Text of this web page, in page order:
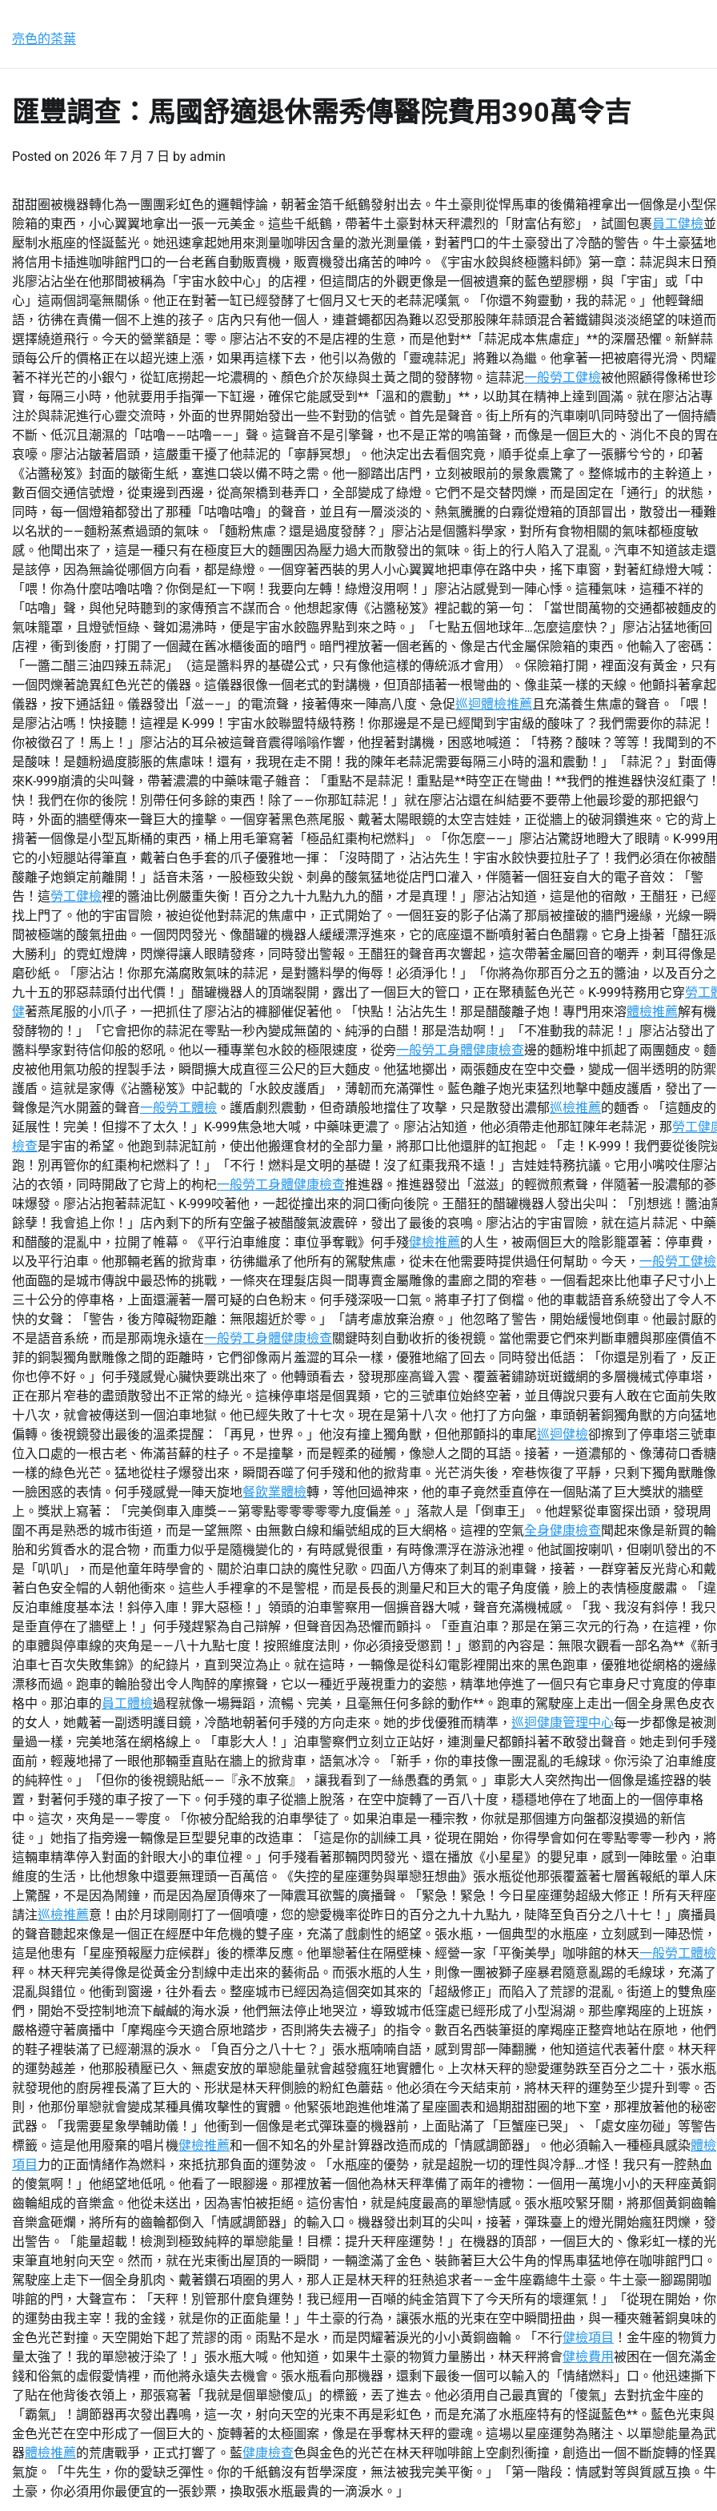
content
亮色的茶葉
匯豐調查：馬國舒適退休需秀傳醫院費用390萬令吉
Posted on 2026 年 7 月 7 日 by admin
甜甜圈被機器轉化為一團團彩虹色的邏輯悖論，朝著金箔千紙鶴發射出去。牛土豪則從悍馬車的後備箱裡拿出一個像是小型保
險箱的東西，小心翼翼地拿出一張一元美金。這些千紙鶴，帶著牛土豪對林天秤濃烈的「財富佔有慾」，試圖包裹員工健檢並
壓制水瓶座的怪誕藍光。她迅速拿起她用來測量咖啡因含量的激光測量儀，對著門口的牛土豪發出了冷酷的警告。牛土豪猛地
將信用卡插進咖啡館門口的一台老舊自動販賣機，販賣機發出痛苦的呻吟。《宇宙水餃與終極醬料師》第一章：蒜泥與末日預
兆廖沾沾坐在他那間被稱為「宇宙水餃中心」的店裡，但這間店的外觀更像是一個被遺棄的藍色塑膠棚，與「宇宙」或「中
心」這兩個詞毫無關係。他正在對著一缸已經發酵了七個月又七天的老蒜泥嘆氣。「你還不夠靈動，我的蒜泥。」他輕聲細
語，彷彿在責備一個不上進的孩子。店內只有他一個人，連蒼蠅都因為難以忍受那股陳年蒜頭混合著鐵鏽與淡淡絕望的味道而
選擇繞道飛行。今天的營業額是：零。廖沾沾不安的不是店裡的生意，而是他對**「蒜泥成本焦慮症」**的深層恐懼。新鮮蒜
頭每公斤的價格正在以超光速上漲，如果再這樣下去，他引以為傲的「靈魂蒜泥」將難以為繼。他拿著一把被磨得光滑、閃耀
著不祥光芒的小銀勺，從缸底撈起一坨濃稠的、顏色介於灰綠與土黃之間的發酵物。這蒜泥一般勞工健檢被他照顧得像稀世珍
寶，每隔三小時，他就要用手指彈一下缸邊，確保它能感受到**「溫和的震動」**，以助其在精神上達到圓滿。就在廖沾沾專
注於與蒜泥進行心靈交流時，外面的世界開始發出一些不對勁的信號。首先是聲音。街上所有的汽車喇叭同時發出了一個持續
不斷、低沉且潮濕的「咕嚕——咕嚕——」聲。這聲音不是引擎聲，也不是正常的鳴笛聲，而像是一個巨大的、消化不良的胃
哀嚎。廖沾沾皺著眉頭，這嚴重干擾了他蒜泥的「寧靜冥想」。他決定出去看個究竟，順手從桌上拿了一張髒兮兮的，印著
《沾醬秘笈》封面的皺衛生紙，塞進口袋以備不時之需。他一腳踏出店門，立刻被眼前的景象震驚了。整條城市的主幹道上，
數百個交通信號燈，從東邊到西邊，從高架橋到巷弄口，全部變成了綠燈。它們不是交替閃爍，而是固定在「通行」的狀態，
同時，每一個燈箱都發出了那種「咕嚕咕嚕」的聲音，並且有一層淡淡的、熱氣騰騰的白霧從燈箱的頂部冒出，散發出一種難
以名狀的——麵粉蒸煮過頭的氣味。「麵粉焦慮？還是過度發酵？」廖沾沾是個醬料學家，對所有食物相關的氣味都極度敏
感。他聞出來了，這是一種只有在極度巨大的麵團因為壓力過大而散發出的氣味。街上的行人陷入了混亂。汽車不知道該走還
是該停，因為無論從哪個方向看，都是綠燈。一個穿著西裝的男人小心翼翼地把車停在路中央，搖下車窗，對著紅綠燈大喊：
「喂！你為什麼咕嚕咕嚕？你倒是紅一下啊！我要向左轉！綠燈沒用啊！」廖沾沾感覺到一陣心悸。這種氣味，這種不祥的
「咕嚕」聲，與他兒時聽到的家傳預言不謀而合。他想起家傳《沾醬秘笈》裡記載的第一句：「當世間萬物的交通都被麵皮的
氣味籠罩，且燈號恒綠、聲如湯沸時，便是宇宙水餃臨界點到來之時。」「七點五個地球年…怎麼這麼快？」廖沾沾猛地衝回
店裡，衝到後廚，打開了一個藏在舊冰櫃後面的暗門。暗門裡放著一個老舊的、像是古代金屬保險箱的東西。他輸入了密碼：
「一醬二醋三油四辣五蒜泥」（這是醬料界的基礎公式，只有像他這樣的傳統派才會用）。保險箱打開，裡面沒有黃金，只有
一個閃爍著詭異紅色光芒的儀器。這儀器很像一個老式的對講機，但頂部插著一根彎曲的、像韭菜一樣的天線。他顫抖著拿起
儀器，按下通話鈕。儀器發出「滋——」的電流聲，接著傳來一陣高八度、急促巡迴體檢推薦 且充滿養生焦慮的聲音。「喂！
是廖沾沾嗎！快接聽！這裡是 K-999！宇宙水餃聯盟特級特務！你那邊是不是已經聞到宇宙級的酸味了？我們需要你的蒜泥！
你被徵召了！馬上！」廖沾沾的耳朵被這聲音震得嗡嗡作響，他捏著對講機，困惑地喊道：「特務？酸味？等等！我聞到的不
是酸味！是麵粉過度膨脹的焦慮味！還有，我現在走不開！我的陳年老蒜泥需要每隔三小時的溫和震動！」「蒜泥？」對面傳
來K-999崩潰的尖叫聲，帶著濃濃的中藥味電子雜音：「重點不是蒜泥！重點是**時空正在彎曲！**我們的推進器快沒紅棗了！
快！我們在你的後院！別帶任何多餘的東西！除了——你那缸蒜泥！」就在廖沾沾還在糾結要不要帶上他最珍愛的那把銀勺
時，外面的牆壁傳來一聲巨大的撞擊。一個穿著黑色燕尾服、戴著太陽眼鏡的太空吉娃娃，正從牆上的破洞鑽進來。它的背上
揹著一個像是小型瓦斯桶的東西，桶上用毛筆寫著「極品紅棗枸杞燃料」。「你怎麼——」廖沾沾驚訝地瞪大了眼睛。K-999用
它的小短腿站得筆直，戴著白色手套的爪子優雅地一揮：「沒時間了，沾沾先生！宇宙水餃快要拉肚子了！我們必須在你被醋
酸離子炮鎖定前離開！」話音未落，一股極致尖銳、刺鼻的酸氣猛地從店門口灌入，伴隨著一個狂妄自大的電子音效：「警
告！這勞工健檢裡的醬油比例嚴重失衡！百分之九十九點九九的醋，才是真理！」廖沾沾知道，這是他的宿敵，王醋狂，已經
找上門了。他的宇宙冒險，被迫從他對蒜泥的焦慮中，正式開始了。一個狂妄的影子佔滿了那扇被撞破的牆門邊緣，光線一瞬
間被極端的酸氣扭曲。一個閃閃發光、像醋罐的機器人緩緩漂浮進來，它的底座還不斷噴射著白色醋霧。它身上掛著「醋狂派
大勝利」的霓虹燈牌，閃爍得讓人眼睛發疼，同時發出警報。王醋狂的聲音再次響起，這次帶著金屬回音的嘲弄，刺耳得像是
磨砂紙。「廖沾沾！你那充滿腐敗氣味的蒜泥，是對醬料學的侮辱！必須淨化！」「你將為你那百分之五的醬油，以及百分之
九十五的邪惡蒜頭付出代價！」醋罐機器人的頂端裂開，露出了一個巨大的管口，正在聚積藍色光芒。K-999特務用它穿勞工
健著燕尾服的小爪子，一把抓住了廖沾沾的褲腳催促著他。「快點！沾沾先生！那是醋酸離子炮！專門用來溶體檢推薦解有機
發酵物的！」「它會把你的蒜泥在零點一秒內變成無菌的、純淨的白醋！那是浩劫啊！」「不准動我的蒜泥！」廖沾沾發出了
醬料學家對待信仰般的怒吼。他以一種專業包水餃的極限速度，從旁一般勞工身體健康檢查邊的麵粉堆中抓起了兩團麵皮。麵
皮被他用氣功般的捏製手法，瞬間擴大成直徑三公尺的巨大麵皮。他猛地擲出，兩張麵皮在空中交疊，變成一個半透明的防禦
護盾。這就是家傳《沾醬秘笈》中記載的「水餃皮護盾」，薄韌而充滿彈性。藍色離子炮光束猛烈地擊中麵皮護盾，發出了一
聲像是汽水開蓋的聲音一般勞工體檢 。護盾劇烈震動，但奇蹟般地擋住了攻擊，只是散發出濃郁巡檢推薦的麵香。「這麵皮的
延展性！完美！但撐不了太久！」K-999焦急地大喊，中藥味更濃了。廖沾沾知道，他必須帶走他那缸陳年老蒜泥，那勞工健
檢查是宇宙的希望。他跑到蒜泥缸前，使出他搬運食材的全部力量，將那口比他還胖的缸抱起。「走！K-999！我們要從後院
跑！別再管你的紅棗枸杞燃料了！」「不行！燃料是文明的基礎！沒了紅棗我飛不遠！」吉娃娃特務抗議。它用小嘴咬住廖沾
沾的衣領，同時開啟了它背上的枸杞一般勞工身體健康檢查推進器。推進器發出「滋滋」的輕微煎煮聲，伴隨著一股濃郁的蔘
味爆發。廖沾沾抱著蒜泥缸、K-999咬著他，一起從撞出來的洞口衝向後院。王醋狂的醋罐機器人發出尖叫：「別想逃！醬油
餘孽！我會追上你！」店內剩下的所有空盤子被醋酸氣波震碎，發出了最後的哀鳴。廖沾沾的宇宙冒險，就在這片蒜泥、中藥
和醋酸的混亂中，拉開了帷幕。《平行泊車維度：車位爭奪戰》何手殘健檢推薦的人生，被兩個巨大的陰影籠罩著：停車費，
以及平行泊車。他那輛老舊的掀背車，彷彿繼承了他所有的駕駛焦慮，從未在他需要時提供過任何幫助。今天， 一般勞工健檢
他面臨的是城市傳說中最恐怖的挑戰，一條夾在理髮店與一間專賣金屬雕像的畫廊之間的窄巷。一個看起來比他車子尺寸小上
三十公分的停車格，上面還灑著一層可疑的白色粉末。何手殘深吸一口氣。將車子打了倒檔。他的車載語音系統發出了令人不
快的女聲：「警告，後方障礙物距離：無限趨近於零。」「請考慮放棄治療。」他忽略了警告，開始緩慢地倒車。他最討厭的
不是語音系統，而是那兩塊永遠在一般勞工身體健康檢查關鍵時刻自動收折的後視鏡。當他需要它們來判斷車體與那座價值不
菲的銅製獨角獸雕像之間的距離時，它們卻像兩片羞澀的耳朵一樣，優雅地縮了回去。同時發出低語：「你還是別看了，反正
你也停不好。」何手殘感覺心臟快要跳出來了。他轉頭看去，發現那座高聳入雲、覆蓋著鏽跡斑斑鐵網的多層機械式停車塔，
正在那片窄巷的盡頭散發出不正常的綠光。這棟停車塔是個異類，它的三號車位始終空著，並且傳說只要有人敢在它面前失敗
十八次，就會被傳送到一個泊車地獄。他已經失敗了十七次。現在是第十八次。他打了方向盤，車頭朝著銅獨角獸的方向猛地
偏轉。後視鏡發出最後的溫柔提醒：「再見，世界。」他沒有撞上獨角獸，但他那顫抖的車尾巡迴健檢卻擦到了停車塔三號車
位入口處的一根古老、佈滿苔蘚的柱子。不是撞擊，而是輕柔的碰觸，像戀人之間的耳語。接著，一道濃郁的、像薄荷口香糖
一樣的綠色光芒。猛地從柱子爆發出來，瞬間吞噬了何手殘和他的掀背車。光芒消失後，窄巷恢復了平靜，只剩下獨角獸雕像
一臉困惑的表情。何手殘感覺一陣天旋地餐飲業體檢轉，等他回過神來，他的車子竟然垂直停在一個貼滿了巨大獎狀的牆壁
上。獎狀上寫著：「完美倒車入庫獎——第零點零零零零零九度偏差。」落款人是「倒車王」。他趕緊從車窗探出頭，發現周
圍不再是熟悉的城市街道，而是一望無際、由無數白線和編號組成的巨大網格。這裡的空氣全身健康檢查聞起來像是新買的輪
胎和劣質香水的混合物，而重力似乎是隨機變化的，有時感覺很重，有時像漂浮在游泳池裡。他試圖按喇叭，但喇叭發出的不
是「叭叭」，而是他童年時學會的、關於泊車口訣的魔性兒歌。四面八方傳來了刺耳的剎車聲，接著，一群穿著反光背心和戴
著白色安全帽的人朝他衝來。這些人手裡拿的不是警棍，而是長長的測量尺和巨大的電子角度儀，臉上的表情極度嚴肅。「違
反泊車維度基本法！斜停入庫！罪大惡極！」領頭的泊車警察用一個擴音器大喊，聲音充滿機械感。「我、我沒有斜停！我只
是垂直停在了牆壁上！」何手殘趕緊為自己辯解，但聲音因為恐懼而顫抖。「垂直泊車？那是在第三次元的行為，在這裡，你
的車體與停車線的夾角是——八十九點七度！按照維度法則，你必須接受懲罰！」懲罰的內容是：無限次觀看一部名為**《新
泊車七百次失敗集錦》的紀錄片，直到哭泣為止。就在這時，一輛像是從科幻電影裡開出來的黑色跑車，優雅地從網格的邊緣
漂移而過。跑車的輪胎發出令人陶醉的摩擦聲，它以一種近乎蔑視重力的姿態，精準地停進了一個只有它車身尺寸寬度的停車
格中。那泊車的員工體檢過程就像一場舞蹈，流暢、完美，且毫無任何多餘的動作**。跑車的駕駛座上走出一個全身黑色皮衣
的女人，她戴著一副透明護目鏡，冷酷地朝著何手殘的方向走來。她的步伐優雅而精準， 巡迴健康管理中心每一步都像是被測
量過一樣，完美地落在網格線上。「車影大人！」泊車警察們立刻立正站好，連測量尺都顫抖著不敢發出聲音。她走到何手殘
面前，輕蔑地掃了一眼他那輛垂直貼在牆上的掀背車，語氣冰冷。「新手，你的車技像一團混亂的毛線球。你污染了泊車維度
的純粹性。」「但你的後視鏡貼紙——『永不放棄』，讓我看到了一絲愚蠢的勇氣。」車影大人突然掏出一個像是遙控器的裝
置，對著何手殘的車子按了一下。何手殘的車子從牆上脫落，在空中旋轉了一百八十度，穩穩地停在了地面上的一個停車格
中。這次，夾角是——零度。「你被分配給我的泊車學徒了。如果泊車是一種宗教，你就是那個連方向盤都沒摸過的新信
徒。」她指了指旁邊一輛像是巨型嬰兒車的改造車：「這是你的訓練工具，從現在開始，你得學會如何在零點零零一秒內，將
這輛車精準停入對面的針眼大小的車位裡。」何手殘看著那輛閃閃發光、還在播放《小星星》的嬰兒車，感到一陣眩暈。泊車
維度的生活，比他想象中還要無理頭一百萬倍。《失控的星座運勢與單戀狂想曲》張水瓶從他那張覆蓋著七層舊報紙的單人床
上驚醒，不是因為鬧鐘，而是因為屋頂傳來了一陣震耳欲聾的廣播聲。「緊急！緊急！今日星座運勢超級大修正！所有天秤座
請注巡檢推薦意！由於月球剛剛打了一個噴嚏，您的戀愛機率從昨日的百分之九十九點九，陡降至負百分之八十七！」廣播員
的聲音聽起來像是一個正在經歷中年危機的雙子座，充滿了戲劇性的絕望。張水瓶，一個典型的水瓶座，立刻感到一陣恐慌，
這是他患有「星座預報壓力症候群」後的標準反應。他單戀著住在隔壁棟、經營一家「平衡美學」咖啡館的林天一般勞工體檢
秤。林天秤完美得像是從黃金分割線中走出來的藝術品。而張水瓶的人生，則像一團被獅子座暴君隨意亂踢的毛線球，充滿了
混亂與錯位。他衝到窗邊，往外看去。整座城市已經因為這個突如其來的「超級修正」而陷入了荒謬的混亂。街道上的雙魚座
們，開始不受控制地流下鹹鹹的海水淚，他們無法停止地哭泣，導致城市低窪處已經形成了小型潟湖。那些摩羯座的上班族，
嚴格遵守著廣播中「摩羯座今天適合原地踏步，否則將失去襪子」的指令。數百名西裝筆挺的摩羯座正整齊地站在原地，他們
的鞋子裡裝滿了已經潮濕的淚水。「負百分之八十七？」張水瓶喃喃自語，感到胃部一陣翻騰，他知道這代表著什麼。林天秤
的運勢越差，他那股積壓已久、無處安放的單戀能量就會越發瘋狂地實體化。上次林天秤的戀愛運勢跌至百分之二十，張水瓶
就發現他的廚房裡長滿了巨大的、形狀是林天秤側臉的粉紅色蘑菇。他必須在今天結束前，將林天秤的運勢至少提升到零。否
則，他那份單戀就會變成某種具備攻擊性的實體。他緊張地跑進他堆滿了星座圖表和過期甜甜圈的地下室，那裡放著他的秘密
武器。「我需要星象學輔助儀！」他衝到一個像是老式彈珠臺的機器前，上面貼滿了「巨蟹座已哭」、「處女座勿碰」等警告
標籤。這是他用廢棄的唱片機健檢推薦和一個不知名的外星計算器改造而成的「情感調節器」。他必須輸入一種極具感染體檢
項目 力的正面情緒作為燃料，來抵抗那負面的運勢波。「水瓶座的優勢，就是超脫一切的理性與冷靜…才怪！我只有一腔熱血
的傻氣啊！」他絕望地低吼。他看了一眼腳邊。那裡放著一個他為林天秤準備了兩年的禮物：一個用一萬塊小小的天秤座黃銅
齒輪組成的音樂盒。他從未送出，因為害怕被拒絕。這份害怕，就是純度最高的單戀情感。張水瓶咬緊牙關，將那個黃銅齒輪
音樂盒砸爛，將所有的齒輪都倒入「情感調節器」的輸入口。機器發出刺耳的尖叫，接著，彈珠臺上的燈光開始瘋狂閃爍，發
出警告。「能量超載！檢測到極致純粹的單戀能量！目標：提升天秤座運勢！」在機器的頂部，一個巨大的、像彩虹一樣的光
束筆直地射向天空。然而，就在光束衝出屋頂的一瞬間，一輛塗滿了金色、裝飾著巨大公牛角的悍馬車猛地停在咖啡館門口。
駕駛座上走下一個全身肌肉、戴著鑽石項圈的男人，那人正是林天秤的狂熱追求者——金牛座霸總牛土豪。牛土豪一腳踢開咖
啡館的門，大聲宣布：「天秤！別管那什麼負運勢！我已經用一百噸的純金箔買下了今天所有的壞運氣！」「從現在開始，你
的運勢由我主宰！我的金錢，就是你的正面能量！」牛土豪的行為，讓張水瓶的光束在空中瞬間扭曲，與一種夾雜著銅臭味的
金色光芒對撞。天空開始下起了荒謬的雨。雨點不是水，而是閃耀著淚光的小小黃銅齒輪。「不行健檢項目 ！金牛座的物質力
量太強了！我的單戀被汙染了！」張水瓶大喊。他知道，如果牛土豪的物質力量勝出，林天秤將會健檢費用被困在一個充滿金
錢和俗氣的虛假愛情裡，而他將永遠失去機會。張水瓶看向那機器，還剩下最後一個可以輸入的「情緒燃料」口。他迅速撕下
了貼在他背後衣領上，那張寫著「我就是個單戀傻瓜」的標籤，丟了進去。他必須用自己最真實的「傻氣」去對抗金牛座的
「霸氣」！調節器再次發出轟鳴，這一次，射向天空的光束不再是彩虹色，而是充滿了水瓶座特有的怪誕藍色**。藍色光束與
金色光芒在空中形成了一個巨大的、旋轉著的太極圖案，像是在爭奪林天秤的靈魂。這場以星座運勢為賭注、以單戀能量為武
器體檢推薦的荒唐戰爭，正式打響了。藍健康檢查色與金色的光芒在林天秤咖啡館上空劇烈衝撞，創造出一個不斷旋轉的怪異
氣旋。「牛先生，你的愛缺乏彈性。你的千紙鶴沒有哲學深度，無法被我完美平衡。」「第一階段：情感對等與質感互換。牛
土豪，你必須用你最便宜的一張鈔票，換取張水瓶最貴的一滴淚水。」